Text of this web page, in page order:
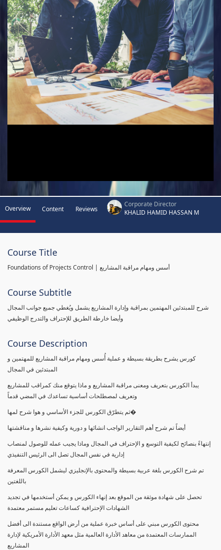
Overview Content Reviews
Corporate Director
KHALID HAMID HASSAN M
Course Title
Foundations of Projects Control | أسس ومهام مراقبة المشاريع
Course Subtitle
شرح للمبتدئين المهتمين بمراقبة وإدارة المشاريع يشمل ويُغطي جميع جوانب المجال
وأيضا خارطة الطريق للإحتراف والتدرج الوظيفي
Course Description
كورس يشرح بطريقة بسيطة و عملية أُسس ومهام مراقبة المشاريع للمهتمين و
المبتدئين في المجال
يبدأ الكورس بتعريف ومعنى مراقبة المشاريع و ماذا يتوقع منك كمراقب للمشاريع
وتعريف لمصطلحات أساسية تساعدك في المضي قدماً
ثم يتطرّق الكورس للجزء الأساسي و هوا شرح لمها�
أيضاً تم شرح أهم التقارير الواجب انشائها و دورية وكيفية نشرها و مناقشتها
إنتهاءً بنصائح لكيفية التوسع و الإحتراف في المجال وماذا يجيب عمله للوصول لمنصاب
إدارية في نفس المجال تصل الى الرئيس التنفيذي
تم شرح الكورس بلغة عربية بسيطة والمحتوى بالإنجليزي ليشمل الكورس المعرفة
باللغتين
تحصل على شهادة موثقة من الموقع بعد إنهاء الكورس و يمكن أستخدمها في تجديد
الشهادات الإحترافية كساعات تعليم مستمر معتمدة
محتوى الكورس مبني على أساس خبرة عملية من أرض الواقع مستندة الى أفضل
الممارسات المعتمدة من معاهد الأدارة العالمية مثل معهد الأدارة الأمريكية لإدارة
المشاريع